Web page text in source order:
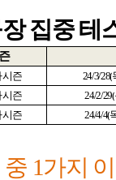
집중 테
시즌 24/3/28(
시즌 24/2/29(
시즌 24/4/4(
1가지